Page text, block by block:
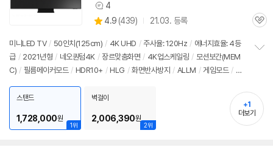
상
품
견
4
별
점
4.9 (상
리
뷰
439) 21.03. 등록
관
미니LED TV / 50인치(125cm) / 4K UHD / 주사율: 120Hz / 에너지효율: 4등
급 / 2021년형 / 네오퀀텀4K / 장르맞춤화면 / 4K업스케일링 / 모션보간(MEM
C) / 필름메이커모드 / HDR10+ / HLG / 화면반사방지 / ALLM / 게임모드 / H
기
1위
스탠드
1,728,000원
2위
벽걸이
2,006,390원
+1
더보기